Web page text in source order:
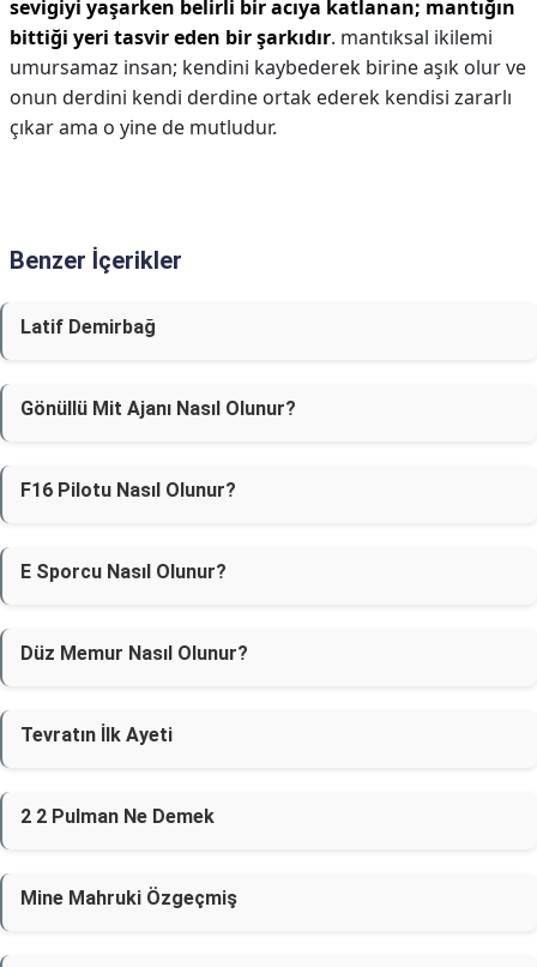
sevigiyi yaşarken belirli bir acıya katlanan; mantığın
bittiği yeri tasvir eden bir şarkıdır. mantıksal ikilemi
umursamaz insan; kendini kaybederek birine aşık olur ve
onun derdini kendi derdine ortak ederek kendisi zararlı
çıkar ama o yine de mutludur.
Benzer İçerikler
Latif Demirbağ
Gönüllü Mit Ajanı Nasıl Olunur?
F16 Pilotu Nasıl Olunur?
E Sporcu Nasıl Olunur?
Düz Memur Nasıl Olunur?
Tevratın İlk Ayeti
2 2 Pulman Ne Demek
Mine Mahruki Özgeçmiş